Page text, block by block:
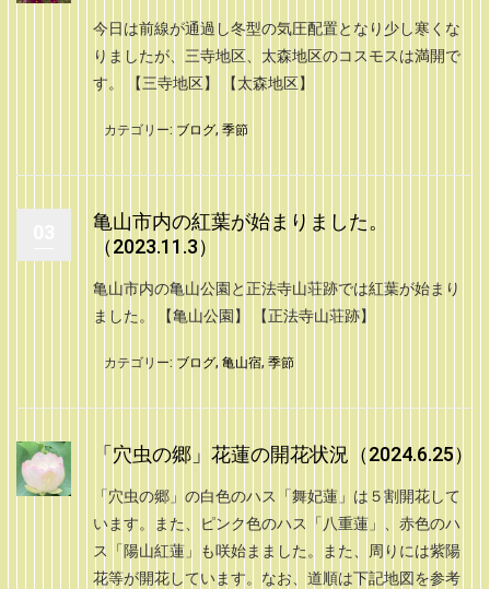
今日は前線が通過し冬型の気圧配置となり少し寒くな
りましたが、三寺地区、太森地区のコスモスは満開で
す。 【三寺地区】 【太森地区】
カテゴリー: ブログ, 季節
亀山市内の紅葉が始まりました。
（2023.11.3）
亀山市内の亀山公園と正法寺山荘跡では紅葉が始まり
ました。 【亀山公園】 【正法寺山荘跡】
カテゴリー: ブログ, 亀山宿, 季節
「穴虫の郷」花蓮の開花状況（2024.6.25）
「穴虫の郷」の白色のハス「舞妃蓮」は５割開花して
います。また、ピンク色のハス「八重蓮」、赤色のハ
ス「陽山紅蓮」も咲始まました。また、周りには紫陽
花等が開花しています。なお、道順は下記地図を参考